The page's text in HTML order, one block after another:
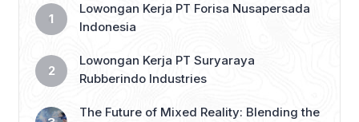
Lowongan Kerja PT Forisa Nusapersada
Indonesia
Lowongan Kerja PT Suryaraya
Rubberindo Industries
The Future of Mixed Reality: Blending the